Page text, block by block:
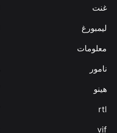
غنت
ليمبورغ
معلومات
نامور
هينو
rtl
vif